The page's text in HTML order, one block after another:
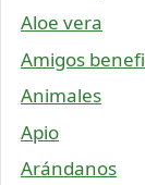
Aloe vera
Amigos
Animales
Apio
Arándanos